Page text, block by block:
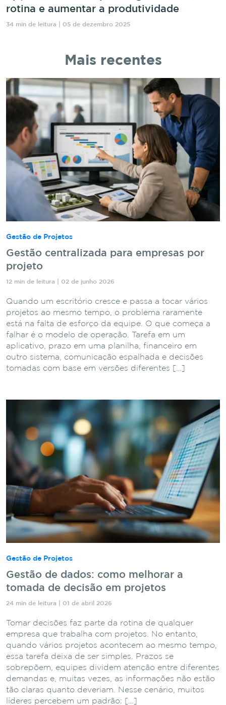
rotina e aumentar a produtividade
34 min de leitura | 05 de dezembro 2025
Mais recentes
Gestão de Projetos
Gestão centralizada para empresas por
projeto
12 min de leitura | 02 de junho 2026
Quando um escritório cresce e passa a tocar vários
projetos ao mesmo tempo, o problema raramente
está na falta de esforço da equipe. O que começa a
falhar é o modelo de operação. Tarefa em um
aplicativo, prazo em uma planilha, financeiro em
outro sistema, comunicação espalhada e decisões
tomadas com base em versões diferentes […]
Gestão de Projetos
Gestão de dados: como melhorar a
tomada de decisão em projetos
24 min de leitura | 01 de abril 2026
Tomar decisões faz parte da rotina de qualquer
empresa que trabalha com projetos. No entanto,
quando vários projetos acontecem ao mesmo tempo,
essa tarefa deixa de ser simples. Prazos se
sobrepõem, equipes dividem atenção entre diferentes
demandas e, muitas vezes, as informações não estão
tão claras quanto deveriam. Nesse cenário, muitos
líderes percebem um padrão: […]